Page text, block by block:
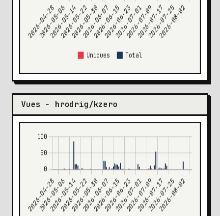
Vues - hrodrig/kzero